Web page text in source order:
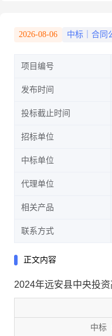
2026-08-06 中标｜合同
项目编号
发布时间
投标截止时间
招标单位
中标单位
代理单位
相关产品
联系方式
正文内容
2024年远安县中央投
中标